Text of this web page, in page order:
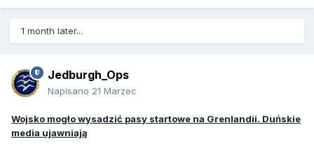
1 month later...
Jedburgh_Ops
Napisano 21 Marzec
Wojsko mogło wysadzić pasy startowe na Grenlandii. Duńskie
media ujawniają